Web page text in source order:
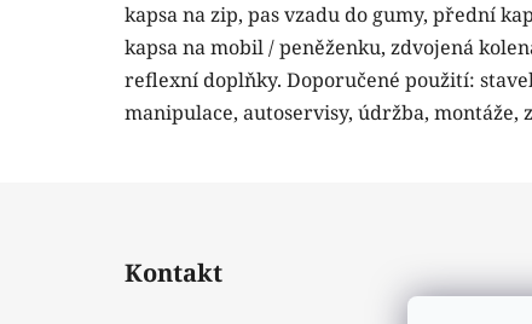
kapsa na zip, pas vzadu do gumy, přední
kapsa na mobil / peněženku, zdvojená
reflexní doplňky. Doporučené použití:
manipulace, autoservisy, údržba, montáže,
Kontakt